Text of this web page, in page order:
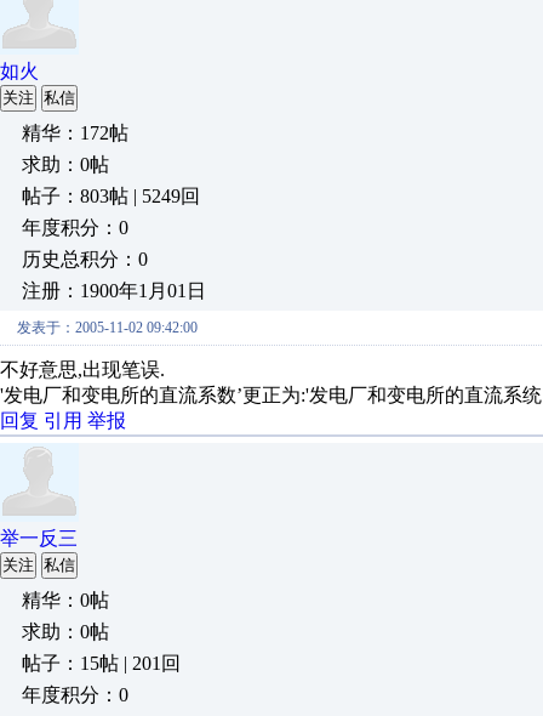
如火
关注 私信
精华：172帖
求助：0帖
帖子：803帖 | 5249回
年度积分：0
历史总积分：0
注册：1900年1月01日
发表于：2005-11-02 09:42:00
不好意思,出现笔误.
'发电厂和变电所的直流系数’更正为:'发电厂和变电所的直流系统
回复 引用 举报
举一反三
关注 私信
精华：0帖
求助：0帖
帖子：15帖 | 201回
年度积分：0